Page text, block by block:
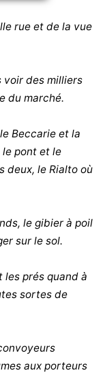
rue et de la vue
voir des milliers
du marché.
Beccarie et la
le pont et le
deux, le Rialto où
le gibier à poil
sur le sol.
les prés quand à
sortes de
aux porteurs